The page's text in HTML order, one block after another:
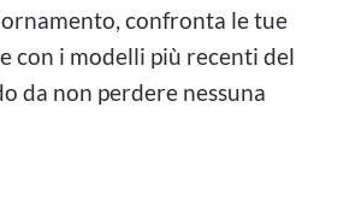
confronta le tue
con i modelli più recenti del
da non perdere nessuna